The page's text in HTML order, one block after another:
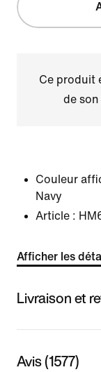
Ce produit
de
Couleur
Navy
Article :
Afficher les
Livraison et
Avis (1577)